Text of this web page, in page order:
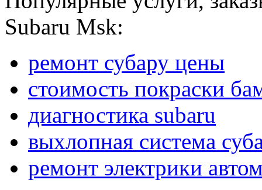
Subaru Msk:
ремонт субару цены
стоимость покраски
диагностика subaru
выхлопная система
ремонт электрики